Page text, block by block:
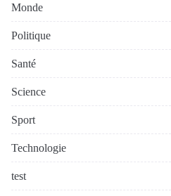
Monde
Politique
Santé
Science
Sport
Technologie
test